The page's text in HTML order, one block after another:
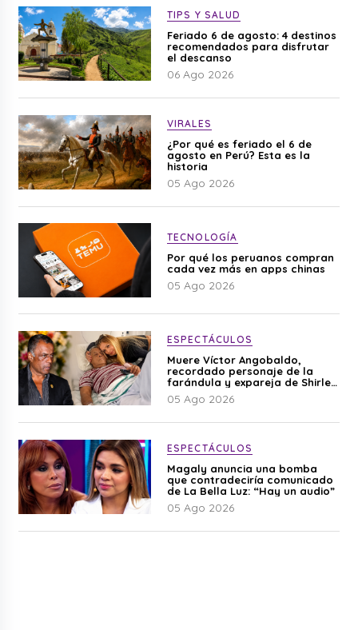
TIPS Y SALUD
Feriado 6 de agosto: 4 destinos
recomendados para disfrutar
el descanso
06 Ago 2026
VIRALES
¿Por qué es feriado el 6 de
agosto en Perú? Esta es la
historia
05 Ago 2026
TECNOLOGÍA
Por qué los peruanos compran
cada vez más en apps chinas
05 Ago 2026
ESPECTÁCULOS
Muere Víctor Angobaldo,
recordado personaje de la
farándula y expareja de Shirley
Cherres
05 Ago 2026
ESPECTÁCULOS
Magaly anuncia una bomba
que contradeciría comunicado
de La Bella Luz: “Hay un audio”
05 Ago 2026